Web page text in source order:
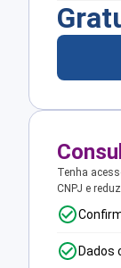
Tenha
CNPJ e
Dados